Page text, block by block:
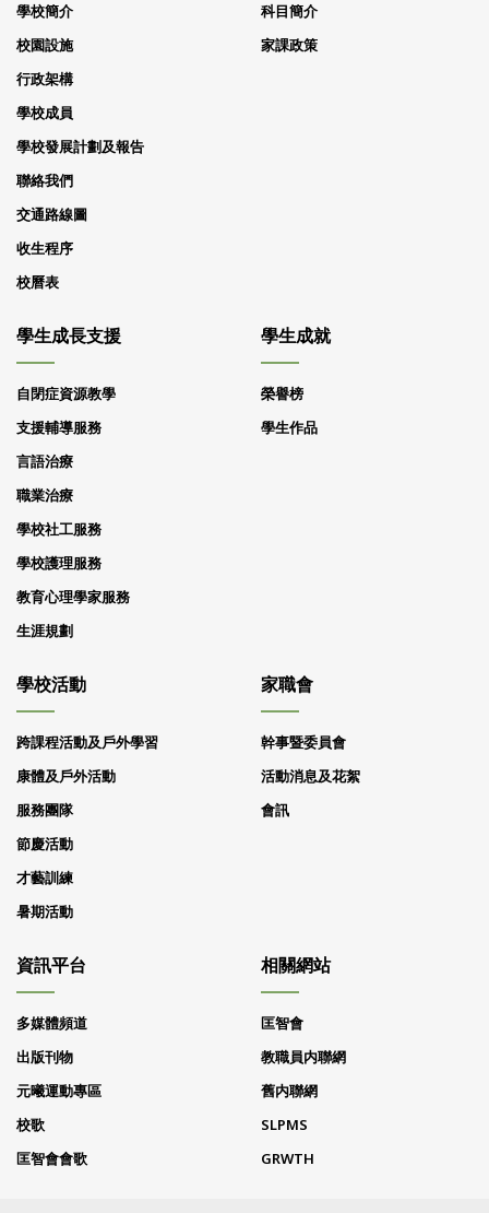
學校簡介
校園設施
行政架構
學校成員
學校發展計劃及報告
聯絡我們
交通路線圖
收生程序
校曆表
科目簡介
家課政策
學生成長支援
自閉症資源教學
支援輔導服務
言語治療
職業治療
學校社工服務
學校護理服務
教育心理學家服務
生涯規劃
學生成就
榮譽榜
學生作品
學校活動
跨課程活動及戶外學習
康體及戶外活動
服務團隊
節慶活動
才藝訓練
暑期活動
家職會
幹事暨委員會
活動消息及花絮
會訊
資訊平台
多媒體頻道
出版刊物
元曦運動專區
校歌
匡智會會歌
相關網站
匡智會
教職員内聯網
舊内聯網
SLPMS
GRWTH